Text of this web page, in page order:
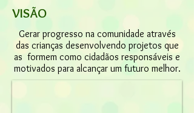
VISÃO
Gerar progresso na comunidade através
das crianças desenvolvendo projetos que
as formem como cidadãos responsáveis e
motivados para alcançar um futuro melhor.